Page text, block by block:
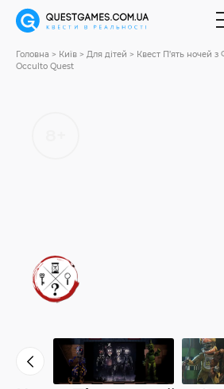
Головна Київ Для дітей
Квест П’ять ночей
Occulto Quest